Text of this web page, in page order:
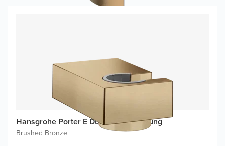
Hansgrohe Porter E Duschkopfhalterung
Brushed Bronze